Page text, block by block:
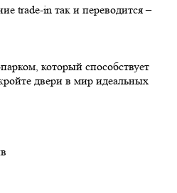
trade-in так и переводится –
который способствует
двери в мир идеальных